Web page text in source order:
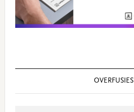
OVERFUSIES